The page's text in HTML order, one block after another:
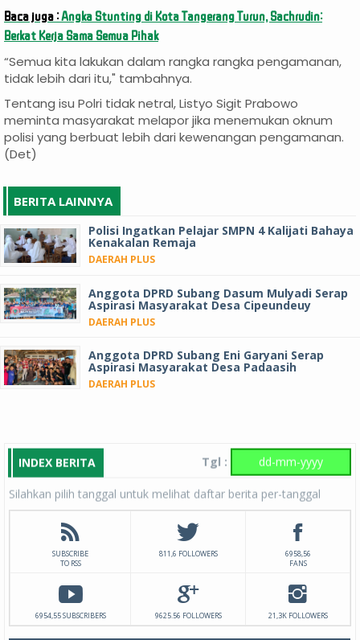
Baca juga :Angka Stunting di Kota Tangerang Turun, Sachrudin:
Berkat Kerja Sama Semua Pihak
“Semua kita lakukan dalam rangka rangka pengamanan,
tidak lebih dari itu," tambahnya.
Tentang isu Polri tidak netral, Listyo Sigit Prabowo
meminta masyarakat melapor jika menemukan oknum
polisi yang berbuat lebih dari kewenangan pengamanan.
(Det)
BERITA LAINNYA
Polisi Ingatkan Pelajar SMPN 4 Kalijati Bahaya
Kenakalan Remaja
DAERAH PLUS
Anggota DPRD Subang Dasum Mulyadi Serap
Aspirasi Masyarakat Desa Cipeundeuy
DAERAH PLUS
Anggota DPRD Subang Eni Garyani Serap
Aspirasi Masyarakat Desa Padaasih
DAERAH PLUS
INDEX BERITA Tgl :
Silahkan pilih tanggal untuk melihat daftar berita per-tanggal
SUBSCRIBE
TO RSS
811,6 FOLLOWERS
6958,56
FANS
6954,55 SUBSCRIBERS 9625.56 FOLLOWERS 21,3K FOLLOWERS